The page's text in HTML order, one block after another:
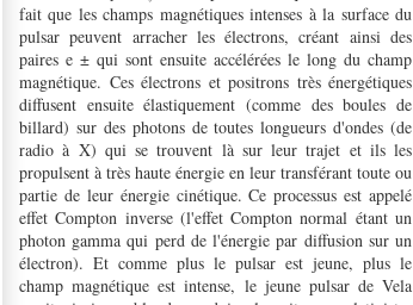
fait que les champs magnétiques intenses à la surface du
pulsar peuvent arracher les électrons, créant ainsi des
paires e ± qui sont ensuite accélérées le long du champ
magnétique. Ces électrons et positrons très énergétiques
diffusent ensuite élastiquement (comme des boules de
billard) sur des photons de toutes longueurs d'ondes (de
radio à X) qui se trouvent là sur leur trajet et ils les
propulsent à très haute énergie en leur transférant toute ou
partie de leur énergie cinétique. Ce processus est appelé
effet Compton inverse (l'effet Compton normal étant un
photon gamma qui perd de l'énergie par diffusion sur un
électron). Et comme plus le pulsar est jeune, plus le
champ magnétique est intense, le jeune pulsar de Vela